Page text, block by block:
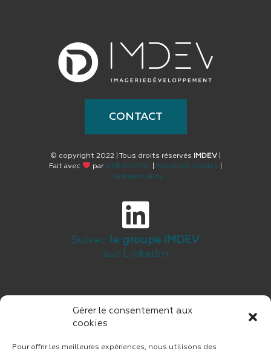
Gérer le consentement aux
cookies
Pour offrir les meilleures expériences, nous utilisons des
CONTACT
© copyright 2022 | Tous droits réservés IMDEV
Fait avec
par ASB DIGITAL| Mentions légales
Confidentialité
Suivez le groupe IMDEV
sur Linkedin